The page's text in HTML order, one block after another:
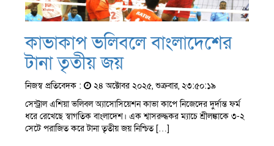
কাভাকাপ ভলিবলে বাংলাদেশের
টানা তৃতীয় জয়
নিজস্ব প্রতিবেদক :
২৪ অক্টোবর ২০২৫, শুক্রবার, ২৩:৫০:১৯
সেন্ট্রাল এশিয়া ভলিবল অ্যাসোসিয়েশন কাভা কাপে নিজেদের দুর্দান্ত ফর্ম
ধরে রেখেছে স্বাগতিক বাংলাদেশ। এক শ্বাসরুদ্ধকর ম্যাচে শ্রীলঙ্কাকে ৩-২
সেটে পরাজিত করে টানা তৃতীয় জয় নিশ্চিত […]